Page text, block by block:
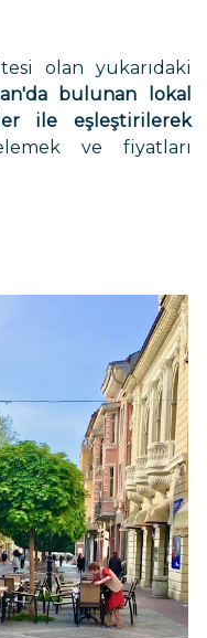
olan yukarıdaki
bulunan lokal
ile eşleştirilerek
ve fiyatları